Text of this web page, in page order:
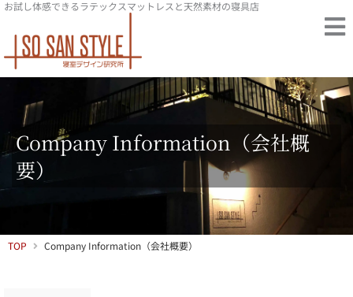
内
を
ス
プ
お試し体感できるラテックスマットレスと天然素材の寝具店
Company Information（会社概
要）
TOP Company Information（会社概要）